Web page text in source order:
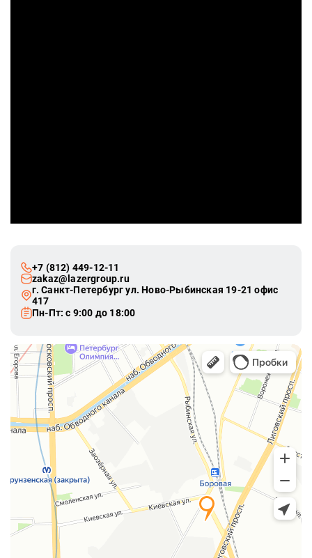
+7 (812) 449-12-11
zakaz@lazergroup.ru
г. Санкт-Петербург ул. Ново-Рыбинская 19-21 офис
417
Пн-Пт: с 9:00 до 18:00